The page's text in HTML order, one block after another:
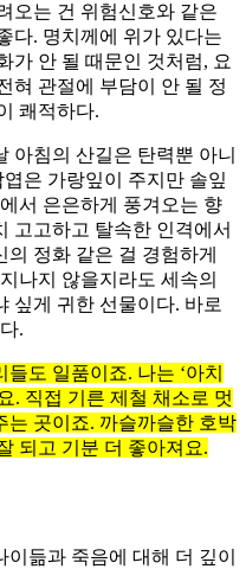
오는 건 위험신호와 같은
다. 명치께에 위가 있다는
가 안 될 때문인 것처럼, 요
혀 관절에 부담이 안 될 정
쾌적하다.
아침의 산길은 탄력뿐 아니
은 가랑잎이 주지만 솔잎
서 은은하게 풍겨오는 향
고고하고 탈속한 인격에서
정화 같은 걸 경험하게
나지 않을지라도 세속의
싶게 귀한 선물이다. 바로
.
도 일품이죠. 나는 ‘아치
. 직접 기른 제철 채소로 멋
는 곳이죠. 까슬까슬한 호박
되고 기분 더 좋아져요.
듦과 죽음에 대해 더 깊이